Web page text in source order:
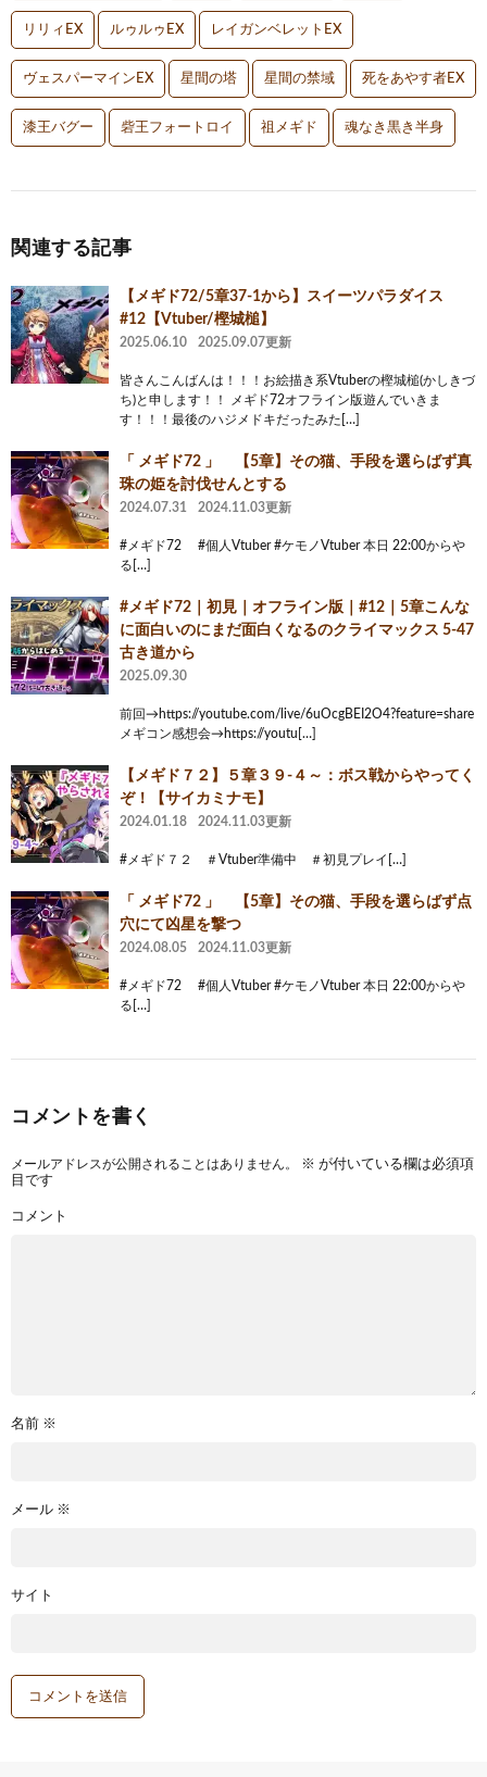
リリィEX ルゥルゥEX レイガンベレットEX
ヴェスパーマインEX 星間の塔 星間の禁域 死をあやす者EX
漆王バグー 砦王フォートロイ 祖メギド 魂なき黒き半身
関連する記事
【メギド72/5章37-1から】スイーツパラダイス
#12【Vtuber/樫城槌】
2025.06.10 2025.09.07更新
皆さんこんばんは！！！お絵描き系Vtuberの樫城槌(かしきづ
ち)と申します！！ メギド72オフライン版遊んでいきま
す！！！最後のハジメドキだったみた[…]
「 メギド72 」 【5章】その猫、手段を選らばず真
珠の姫を討伐せんとする
2024.07.31 2024.11.03更新
#メギド72 #個人Vtuber #ケモノVtuber 本日 22:00からや
る[…]
#メギド72｜初見｜オフライン版｜#12｜5章こんな
に面白いのにまだ面白くなるのクライマックス 5-47
古き道から
2025.09.30
前回→https://youtube.com/live/6uOcgBEI2O4?feature=share
メギコン感想会→https://youtu[…]
【メギド７２】５章３９-４～：ボス戦からやってく
ぞ！【サイカミナモ】
2024.01.18 2024.11.03更新
#メギド７２ ＃Vtuber準備中 ＃初見プレイ[…]
「 メギド72 」 【5章】その猫、手段を選らばず点
穴にて凶星を撃つ
2024.08.05 2024.11.03更新
#メギド72 #個人Vtuber #ケモノVtuber 本日 22:00からや
る[…]
コメントを書く
メールアドレスが公開されることはありません。 ※ が付いている欄は必須項
目です
コメント
名前 ※
メール ※
サイト